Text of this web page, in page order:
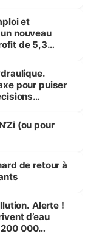
et
nouveau
de 5,3
pour puiser
(ou pour
de retour à
Alerte !
d’eau
000